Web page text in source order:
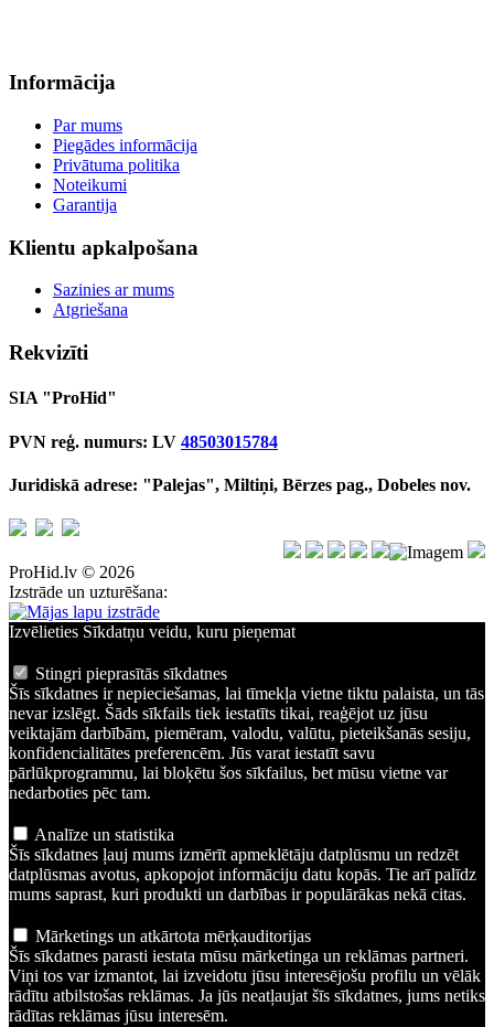
Informācija
Par mums
Piegādes informācija
Privātuma politika
Noteikumi
Garantija
Klientu apkalpošana
Sazinies ar mums
Atgriešana
Rekvizīti
SIA "ProHid"
PVN reģ. numurs: LV 48503015784
Juridiskā adrese: "Palejas", Miltiņi, Bērzes pag., Dobeles nov.
ProHid.lv © 2026
Izstrāde un uzturēšana:
Izvēlieties Sīkdatņu veidu, kuru pieņemat
Stingri pieprasītās sīkdatnes
Šīs sīkdatnes ir nepieciešamas, lai tīmekļa vietne tiktu palaista, un tās
nevar izslēgt. Šāds sīkfails tiek iestatīts tikai, reaģējot uz jūsu
veiktajām darbībām, piemēram, valodu, valūtu, pieteikšanās sesiju,
konfidencialitātes preferencēm. Jūs varat iestatīt savu
pārlūkprogrammu, lai bloķētu šos sīkfailus, bet mūsu vietne var
nedarboties pēc tam.
Analīze un statistika
Šīs sīkdatnes ļauj mums izmērīt apmeklētāju datplūsmu un redzēt
datplūsmas avotus, apkopojot informāciju datu kopās. Tie arī palīdz
mums saprast, kuri produkti un darbības ir populārākas nekā citas.
Mārketings un atkārtota mērķauditorijas
Šīs sīkdatnes parasti iestata mūsu mārketinga un reklāmas partneri.
Viņi tos var izmantot, lai izveidotu jūsu interesējošu profilu un vēlāk
rādītu atbilstošas reklāmas. Ja jūs neatļaujat šīs sīkdatnes, jums netiks
rādītas reklāmas jūsu interesēm.